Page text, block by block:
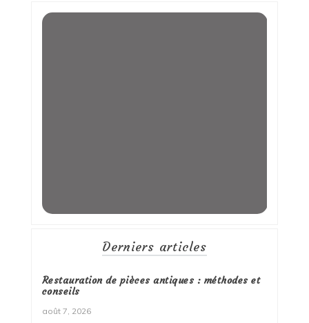
Derniers articles
Restauration de pièces antiques : méthodes et
conseils
août 7, 2026